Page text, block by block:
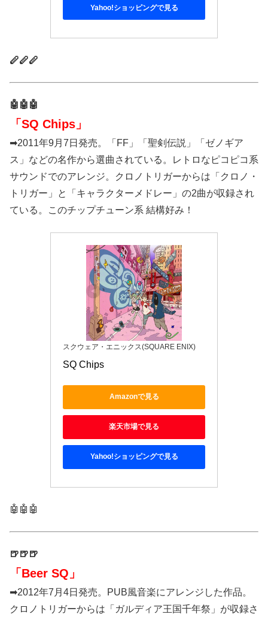
Yahoo!ショッピングで見る
🪈🪈🪈
🤖🤖🤖
「SQ Chips」
➡2011年9月7日発売。「FF」「聖剣伝説」「ゼノギア
ス」などの名作から選曲されている。レトロなピコピコ系
サウンドでのアレンジ。クロノトリガーからは「クロノ・
トリガー」と「キャラクターメドレー」の2曲が収録され
ている。このチップチューン系 結構好み！
スクウェア・エニックス(SQUARE ENIX)
SQ Chips
Amazonで見る
楽天市場で見る
Yahoo!ショッピングで見る
🤖🤖🤖
🍺🍺🍺
「Beer SQ」
➡2012年7月4日発売。PUB風音楽にアレンジした作品。
クロノトリガーからは「ガルディア王国千年祭」が収録さ